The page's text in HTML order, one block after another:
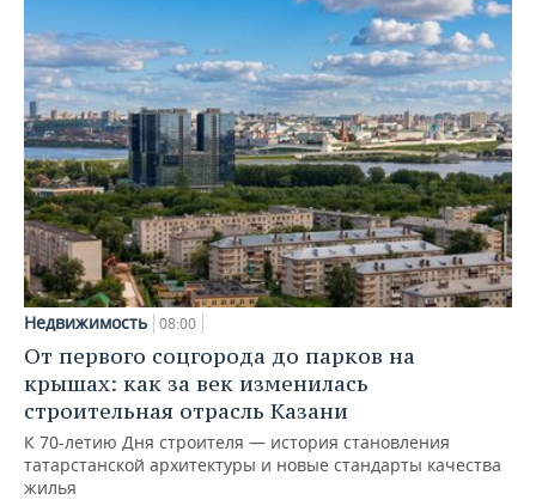
Недвижимость 08:00
От первого соцгорода до парков на
крышах: как за век изменилась
строительная отрасль Казани
К 70-летию Дня строителя — история становления
татарстанской архитектуры и новые стандарты качества
жилья